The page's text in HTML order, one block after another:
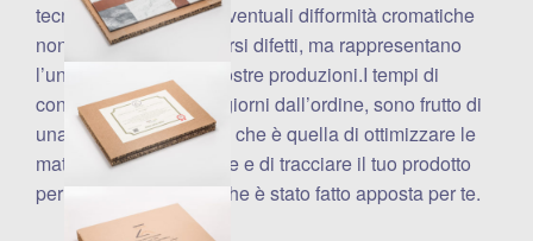
tecniche e dalle foto. Eventuali difformità cromatiche
non sono da considerarsi difetti, ma rappresentano
l’unicità stessa delle nostre produzioni.I tempi di
consegna, da 19 a 26 giorni dall’ordine, sono frutto di
una scelta ben precisa, che è quella di ottimizzare le
materie prime impiegate e di tracciare il tuo prodotto
per poterti dimostrare che è stato fatto apposta per te.